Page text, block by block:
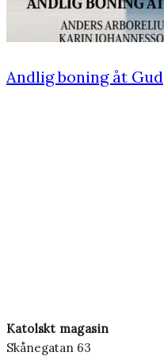
Andlig boning åt Gud
Katolskt magasin
Skånegatan 63